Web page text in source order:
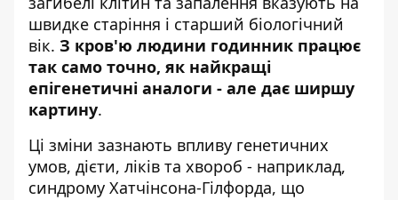
швидке старіння і старший біологічний
вік. З кров'ю людини годинник працює
так само точно, як найкращі
епігенетичні аналоги - але дає ширшу
картину.
Ці зміни зазнають впливу генетичних
умов, дієти, ліків та хвороб - наприклад,
синдрому Хатчінсона-Гілфорда, що